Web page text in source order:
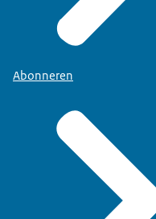
Abonneren